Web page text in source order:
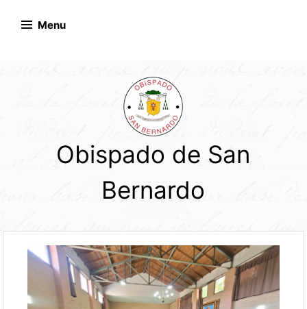
Menu
Obispado de San
Bernardo